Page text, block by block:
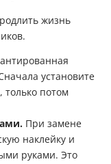
жизнь
установите
только потом
При замене
наклейку и
руками. Это